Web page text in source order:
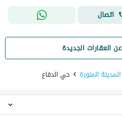
اتصال
العقارات الجديدة
المنورة
حي الدفاع